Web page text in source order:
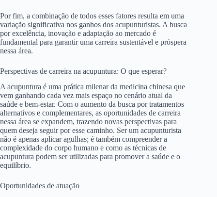
Por fim, a combinação de todos esses fatores resulta em uma
variação significativa nos ganhos dos acupunturistas. A busca
por excelência, inovação e adaptação ao mercado é
fundamental para garantir uma carreira sustentável e próspera
nessa área.
Perspectivas de carreira na acupuntura: O que esperar?
A acupuntura é uma prática milenar da medicina chinesa que
vem ganhando cada vez mais espaço no cenário atual da
saúde e bem-estar. Com o aumento da busca por tratamentos
alternativos e complementares, as oportunidades de carreira
nessa área se expandem, trazendo novas perspectivas para
quem deseja seguir por esse caminho. Ser um acupunturista
não é apenas aplicar agulhas; é também compreender a
complexidade do corpo humano e como as técnicas de
acupuntura podem ser utilizadas para promover a saúde e o
equilíbrio.
Oportunidades de atuação